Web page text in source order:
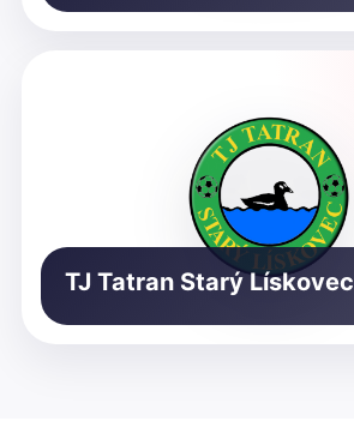
TJ Tatran Starý Lískovec